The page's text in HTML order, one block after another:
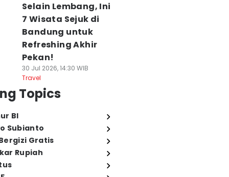
Selain Lembang, Ini
7 Wisata Sejuk di
Bandung untuk
Refreshing Akhir
Pekan!
30 Jul 2026, 14:30 WIB
Travel
Topics
BI
Subianto
Gratis
Rupiah